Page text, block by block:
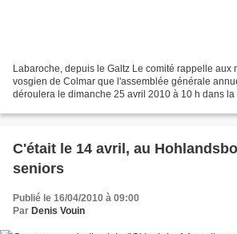
Labaroche, depuis le Galtz Le comité rappelle aux
vosgien de Colmar que l'assemblée générale
déroulera le dimanche 25 avril 2010 à 10 h dans
C'était le 14 avril, au
seniors
Publié le 16/04/2010 à 09:00
Par Denis Vouin